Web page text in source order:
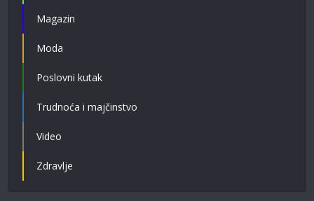
Magazin
Moda
Poslovni kutak
Trudnoća i majčinstvo
Video
Zdravlje